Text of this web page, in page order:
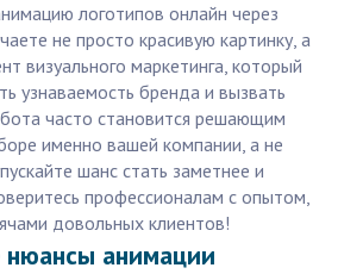
логотипов онлайн через
не просто красивую картинку, а
визуального маркетинга, который
узнаваемость бренда и вызвать
часто становится решающим
именно вашей компании, а не
шанс стать заметнее и
профессионалам с опытом,
довольных клиентов!
нюансы анимации